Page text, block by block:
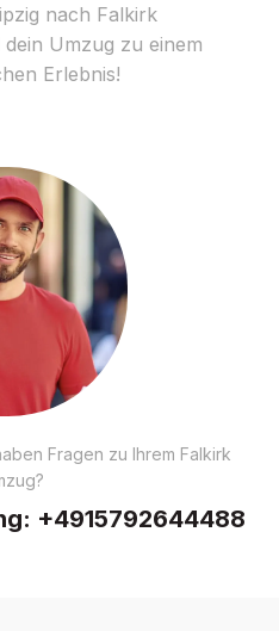
nach Falkirk
Umzug zu einem
Erlebnis!
Fragen zu Ihrem Falkirk
+4915792644488